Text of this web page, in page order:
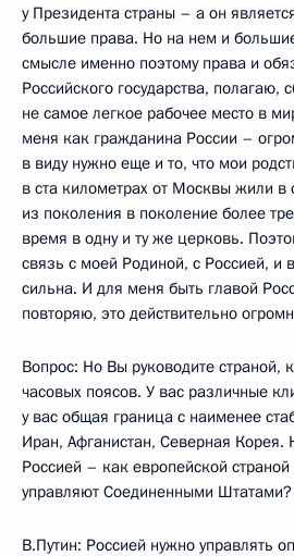
у Президента страны – а он
большие права. Но на нем и
смысле именно поэтому права и
Российского государства, полагаю,
не самое легкое рабочее место в
меня как гражданина России –
в виду нужно еще и то, что мои
в ста километрах от Москвы жили в
из поколения в поколение более
время в одну и ту же церковь.
связь с моей Родиной, с Россией, и
сильна. И для меня быть главой
повторяю, это действительно
Вопрос: Но Вы руководите страной,
часовых поясов. У вас различные
у вас общая граница с наименее
Иран, Афганистан, Северная Корея.
Россией – как европейской
управляют Соединенными Штатами?
В.Путин: Россией нужно управлять